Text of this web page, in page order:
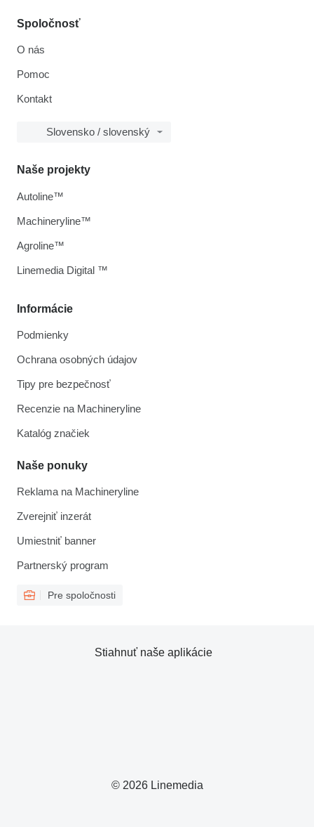
Spoločnosť
O nás
Pomoc
Kontakt
Slovensko / slovenský
Informácie
Podmienky
Ochrana osobných údajov
Tipy pre bezpečnosť
Recenzie na Machineryline
Katalóg značiek
Naše ponuky
Reklama na Machineryline
Zverejniť inzerát
Umiestniť banner
Partnerský program
Pre spoločnosti
Naše projekty
Autoline™
Machineryline™
Agroline™
Linemedia Digital ™
© 2026 Linemedia
Stiahnuť naše aplikácie